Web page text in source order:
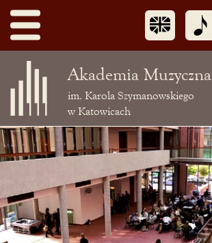
Akademia Muzyczna
im. Karola Szymanowskiego
w Katowicach